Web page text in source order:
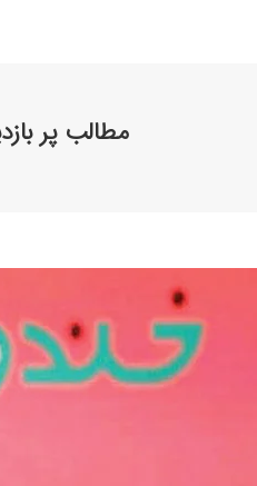
مطالب پر